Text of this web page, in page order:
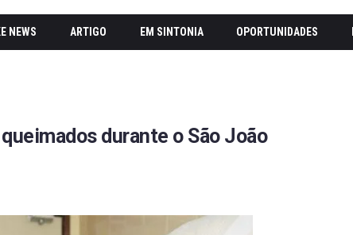
NEWS ARTIGO EM SINTONIA OPORTUNIDADES
durante o São João